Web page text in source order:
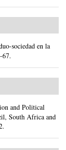
sociedad en la
67.
and Political
South Africa and